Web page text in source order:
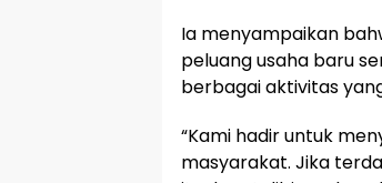
Ia menyampaikan
peluang usaha baru
berbagai aktivitas
“Kami hadir untuk
masyarakat. Jika